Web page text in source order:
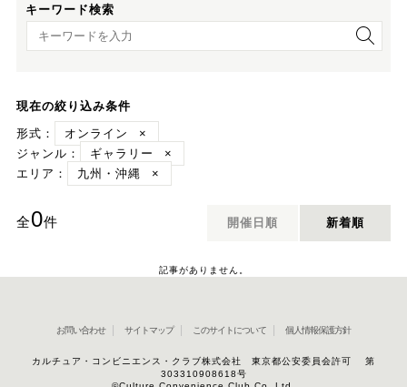
キーワード検索
キーワード検索
現在の絞り込み条件
形式：
オンライン
×
ジャンル：
ギャラリー
×
エリア：
九州・沖縄 ×
全0件 開催日順 新着順
記事がありません。
お問い合わせ サイトマップ このサイトについて 個人情報保護方針
カルチュア・コンビニエンス・クラブ株式会社 東京都公安委員会許可 第
303310908618号